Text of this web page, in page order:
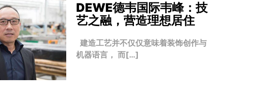
DEWE德韦国际韦峰：技
艺之融，营造理想居住
建造工艺并不仅仅意味着装饰创作与
机器语言， 而[…]